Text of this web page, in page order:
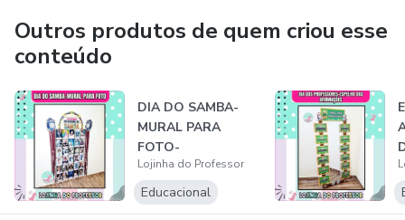
❌Criar páginas ou grupos com o mesmo Lojinhado
Professor;
❌ Qualquer prática de SPAM.
❌ Anúncios com promessas falsas ou exageradas.
Outros produtos de quem criou esse
conteúdo
DIA DO SAMBA-
MURAL PARA
FOTO-
CONSCIÊNCIA
NEGRA
Lojinha do Professor
Educacional